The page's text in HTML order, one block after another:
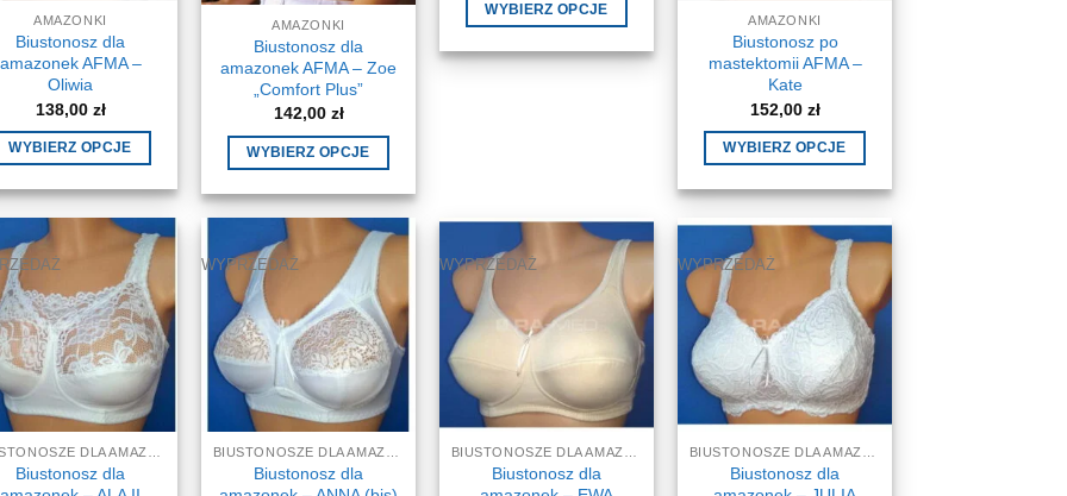
AMAZONKI
Biustonosz dla
amazonek AFMA –
Oliwia
138,00 zł
WYBIERZ OPCJE
produkt
wariantów.
Opcje
można
wybrać
na
stronie
produktu
AMAZONKI
Biustonosz dla
amazonek AFMA – Zoe
„Comfort Plus”
142,00 zł
WYBIERZ OPCJE
produkt
wariantów.
Opcje
można
wybrać
na
stronie
produktu
WYBIERZ OPCJE
produkt
wybrać
stronie
produktu
AMAZONKI
Biustonosz po
mastektomii AFMA –
Kate
152,00 zł
WYBIERZ OPCJE
produkt
ma
wariantów.
Opcje
można
wybrać
na
stronie
produktu
Biustonosz dla
WYPRZEDAŻ
Biustonosz dla
WYPRZEDAŻ
Biustonosz dla
WYPRZEDAŻ
Biustonosz dla